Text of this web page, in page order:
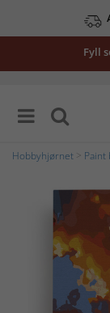
Fyll
Hobbyhjørnet Paint